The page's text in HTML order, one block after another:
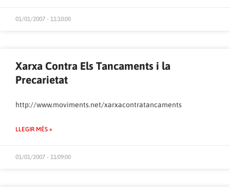
01/01/2007 - 11:10:00
Xarxa Contra Els Tancaments i la
Precarietat
http://www.moviments.net/xarxacontratancaments
LLEGIR MÉS »
01/01/2007 - 11:09:00